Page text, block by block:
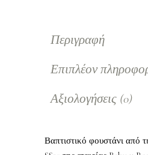
Περιγραφή
Επιπλέον
Αξιολογήσεις (0)
Βαπτιστικό φουστάνι από